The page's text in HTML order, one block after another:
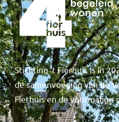
Stichting ’t Fierhuis is in
de samenvoeging van de
Fierhuis en de voormalige